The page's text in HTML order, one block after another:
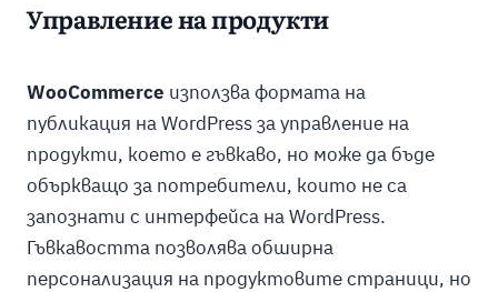
Управление на продукти
WooCommerce използва формата на
публикация на WordPress за управление на
продукти, което е гъвкаво, но може да бъде
объркващо за потребители, които не са
запознати с интерфейса на WordPress.
Гъвкавостта позволява обширна
персонализация на продуктовите страници, но